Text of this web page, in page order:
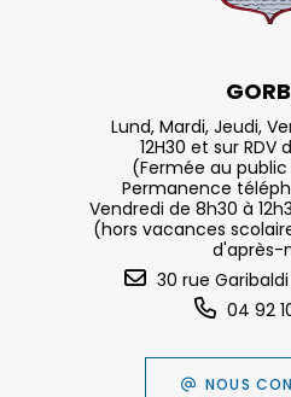
Lund, Mardi, Jeudi,
12H30 et sur RDV
(Fermée au
Permanence
Vendredi de 8h30 à
(hors vacances
d'après-
30 rue Garibaldi
04 92
NOUS